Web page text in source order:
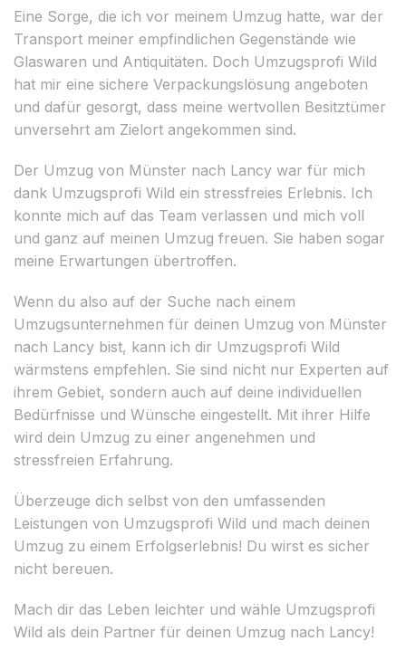
Eine Sorge, die ich vor meinem Umzug hatte, war der
Transport meiner empfindlichen Gegenstände wie
Glaswaren und Antiquitäten. Doch Umzugsprofi Wild
hat mir eine sichere Verpackungslösung angeboten
und dafür gesorgt, dass meine wertvollen Besitztümer
unversehrt am Zielort angekommen sind.
Der Umzug von Münster nach Lancy war für mich
dank Umzugsprofi Wild ein stressfreies Erlebnis. Ich
konnte mich auf das Team verlassen und mich voll
und ganz auf meinen Umzug freuen. Sie haben sogar
meine Erwartungen übertroffen.
Wenn du also auf der Suche nach einem
Umzugsunternehmen für deinen Umzug von Münster
nach Lancy bist, kann ich dir Umzugsprofi Wild
wärmstens empfehlen. Sie sind nicht nur Experten auf
ihrem Gebiet, sondern auch auf deine individuellen
Bedürfnisse und Wünsche eingestellt. Mit ihrer Hilfe
wird dein Umzug zu einer angenehmen und
stressfreien Erfahrung.
Überzeuge dich selbst von den umfassenden
Leistungen von Umzugsprofi Wild und mach deinen
Umzug zu einem Erfolgserlebnis! Du wirst es sicher
nicht bereuen.
Mach dir das Leben leichter und wähle Umzugsprofi
Wild als dein Partner für deinen Umzug nach Lancy!